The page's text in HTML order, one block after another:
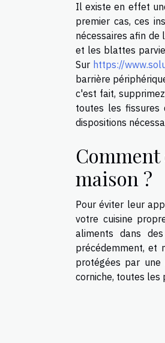
Il existe en effet
premier cas, ces
nécessaires afin
et les blattes
Sur https://
barrière
c'est fait,
toutes les fissures
dispositions
maison ?
Pour éviter leur
votre cuisine
aliments dans
précédemment, et
protégées par
corniche, toutes les